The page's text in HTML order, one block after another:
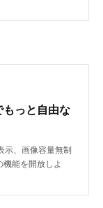
っと自由な
示、画像容量無制
能を開放しよ